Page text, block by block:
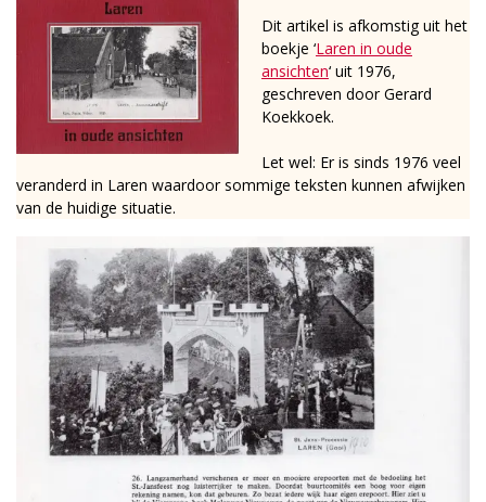
Dit artikel is afkomstig uit het
boekje ‘Laren in oude
ansichten‘ uit 1976,
geschreven door Gerard
Koekkoek.
Let wel: Er is sinds 1976 veel
veranderd in Laren waardoor sommige teksten kunnen afwijken
van de huidige situatie.